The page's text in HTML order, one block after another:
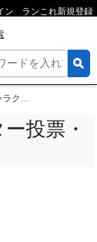
ン ランこれ新規登録
投票
投票・